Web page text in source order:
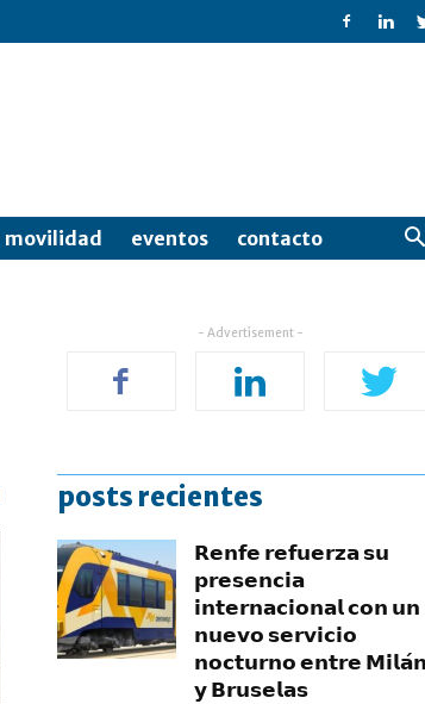
movilidad eventos contacto
- Advertisement -
posts recientes
𝗥𝗲𝗻𝗳𝗲 𝗿𝗲𝗳𝘂𝗲𝗿𝘇𝗮 𝘀𝘂
𝗽𝗿𝗲𝘀𝗲𝗻𝗰𝗶𝗮
𝗶𝗻𝘁𝗲𝗿𝗻𝗮𝗰𝗶𝗼𝗻𝗮𝗹 𝗰𝗼𝗻 𝘂𝗻
𝗻𝘂𝗲𝘃𝗼 𝘀𝗲𝗿𝘃𝗶𝗰𝗶𝗼
𝗻𝗼𝗰𝘁𝘂𝗿𝗻𝗼 𝗲𝗻𝘁𝗿𝗲 𝗠𝗶𝗹𝗮́𝗻
𝘆 𝗕𝗿𝘂𝘀𝗲𝗹𝗮𝘀